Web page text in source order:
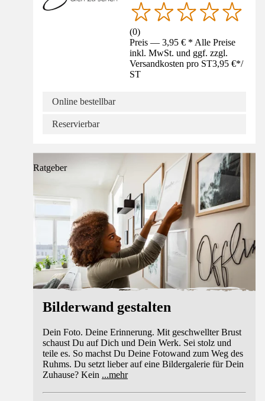
(0)
Preis — 3,95 € * Alle Preise
inkl. MwSt. und ggf. zzgl.
Versandkosten pro ST3,95 €*/
ST
Online bestellbar
Reservierbar
Ratgeber
Bilderwand gestalten
Dein Foto. Deine Erinnerung. Mit geschwellter Brust
schaust Du auf Dich und Dein Werk. Sei stolz und
teile es. So machst Du Deine Fotowand zum Weg des
Ruhms. Du setzt lieber auf eine Bildergalerie für Dein
Zuhause? Kein ...mehr